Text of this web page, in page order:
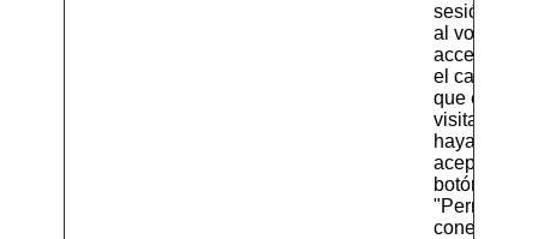
sesión
al volver a
acceder, en
el caso de
que el
visitante
haya
aceptado el
botón
conectado".